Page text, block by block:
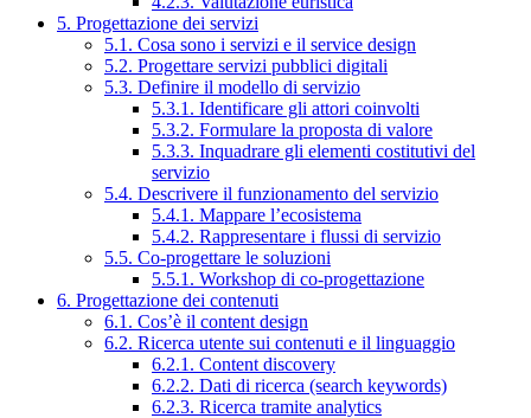
5. Progettazione dei servizi
5.1. Cosa sono i servizi e il service design
5.2. Progettare servizi pubblici digitali
5.3. Definire il modello di servizio
5.3.1. Identificare gli attori coinvolti
5.3.2. Formulare la proposta di valore
5.3.3. Inquadrare gli elementi costitutivi del
servizio
5.4. Descrivere il funzionamento del servizio
5.4.1. Mappare l’ecosistema
5.4.2. Rappresentare i flussi di servizio
5.5. Co-progettare le soluzioni
5.5.1. Workshop di co-progettazione
6. Progettazione dei contenuti
6.1. Cos’è il content design
6.2. Ricerca utente sui contenuti e il linguaggio
6.2.1. Content discovery
6.2.2. Dati di ricerca (search keywords)
6.2.3. Ricerca tramite analytics